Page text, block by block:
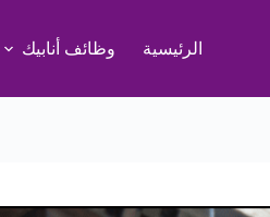
الرئيسية وظائف أنابيك